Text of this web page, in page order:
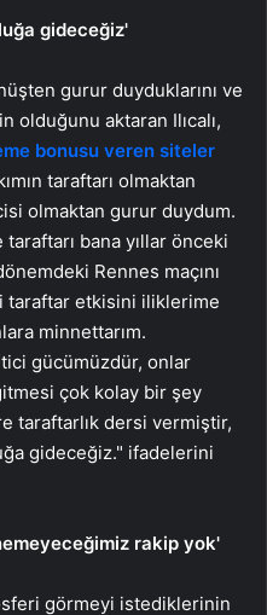
gideceğiz'
gurur duyduklarını ve
olduğunu aktaran Ilıcalı,
bonusu veren siteler
taraftarı olmaktan
olmaktan gurur duydum.
bana yıllar önceki
Rennes maçını
taraftar etkisini iliklerime
minnettarım.
gücümüzdür, onlar
çok kolay bir şey
taraftarlık dersi vermiştir,
gideceğiz." ifadelerini
rakip yok'
görmeyi istediklerinin